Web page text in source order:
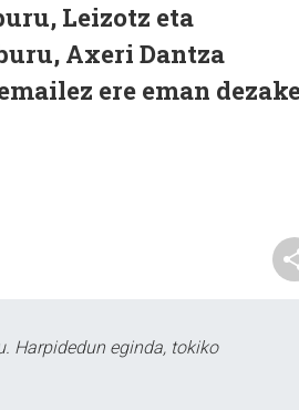
Leizotz eta
Axeri Dantza
ere eman
Harpidedun eginda, tokiko